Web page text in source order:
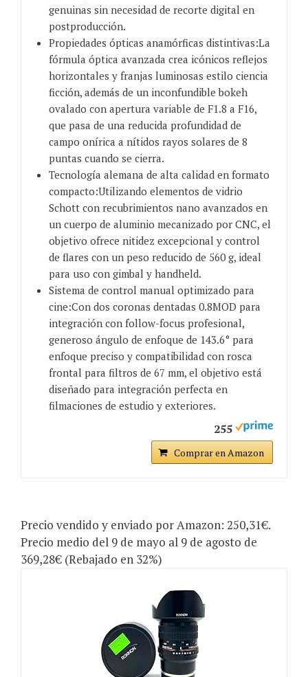
genuinas sin necesidad de recorte digital en
postproducción.
Propiedades ópticas anamórficas distintivas:La
fórmula óptica avanzada crea icónicos reflejos
horizontales y franjas luminosas estilo ciencia
ficción, además de un inconfundible bokeh
ovalado con apertura variable de F1.8 a F16,
que pasa de una reducida profundidad de
campo onírica a nítidos rayos solares de 8
puntas cuando se cierra.
Tecnología alemana de alta calidad en formato
compacto:Utilizando elementos de vidrio
Schott con recubrimientos nano avanzados en
un cuerpo de aluminio mecanizado por CNC, el
objetivo ofrece nitidez excepcional y control
de flares con un peso reducido de 560 g, ideal
para uso con gimbal y handheld.
Sistema de control manual optimizado para
cine:Con dos coronas dentadas 0.8MOD para
integración con follow-focus profesional,
generoso ángulo de enfoque de 143.6° para
enfoque preciso y compatibilidad con rosca
frontal para filtros de 67 mm, el objetivo está
diseñado para integración perfecta en
filmaciones de estudio y exteriores.
255
Comprar en Amazon
Precio vendido y enviado por Amazon: 250,31€.
Precio medio del 9 de mayo al 9 de agosto de
369,28€ (Rebajado en 32%)